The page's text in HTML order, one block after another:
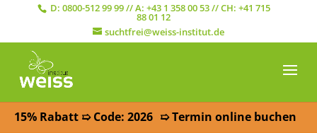
D: 0800-512 99 99// A: +43 1 358 00 53// CH: +41 715
88 01 12
suchtfrei@weiss-institut.de
15% Rabatt ➯ Code: 2026 ➯ Termin online buchen